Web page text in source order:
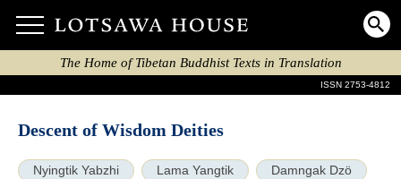
The Home of Tibetan Buddhist Texts in Translation
ISSN 2753-4812
Descent of Wisdom Deities
Nyingtik Yabzhi Lama Yangtik Damngak Dzö